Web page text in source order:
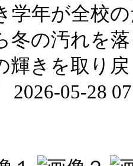
学年が全校
冬の汚れを
輝きを取り
2026-05-28